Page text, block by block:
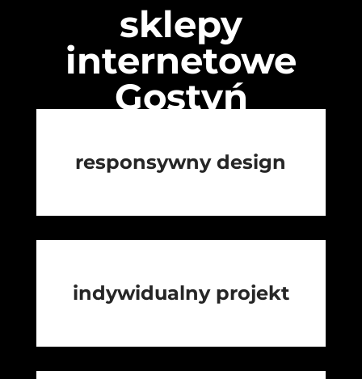
sklepy
internetowe
Gostyń
responsywny design
indywidualny projekt